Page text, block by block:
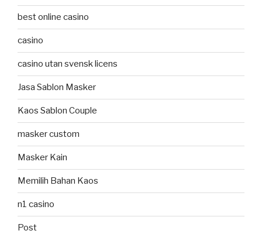
best online casino
casino
casino utan svensk licens
Jasa Sablon Masker
Kaos Sablon Couple
masker custom
Masker Kain
Memilih Bahan Kaos
n1 casino
Post